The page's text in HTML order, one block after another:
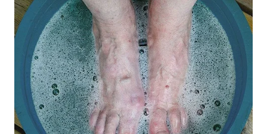
WN
KUNINGAN
WN
MAJALENGKA
WN
SUBANG